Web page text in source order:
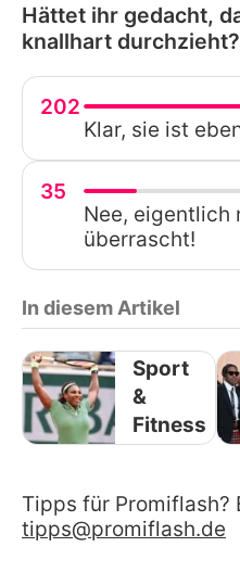
Hättet ihr gedacht,
knallhart durchzieht?
202
Klar, sie ist
35
Nee, eigentlich
überrascht!
In diesem Artikel
Sport
&
Fitness
Tipps für Promiflash?
tipps@promiflash.de